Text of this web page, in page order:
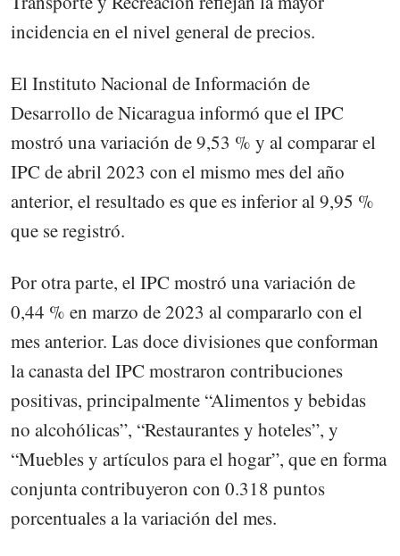
incidencia en el nivel general de precios.
El Instituto Nacional de Información de
Desarrollo de Nicaragua informó que el IPC
mostró una variación de 9,53 % y al comparar el
IPC de abril 2023 con el mismo mes del año
anterior, el resultado es que es inferior al 9,95 %
que se registró.
Por otra parte, el IPC mostró una variación de
0,44 % en marzo de 2023 al compararlo con el
mes anterior. Las doce divisiones que conforman
la canasta del IPC mostraron contribuciones
positivas, principalmente “Alimentos y bebidas
no alcohólicas”, “Restaurantes y hoteles”, y
“Muebles y artículos para el hogar”, que en forma
conjunta contribuyeron con 0.318 puntos
porcentuales a la variación del mes.